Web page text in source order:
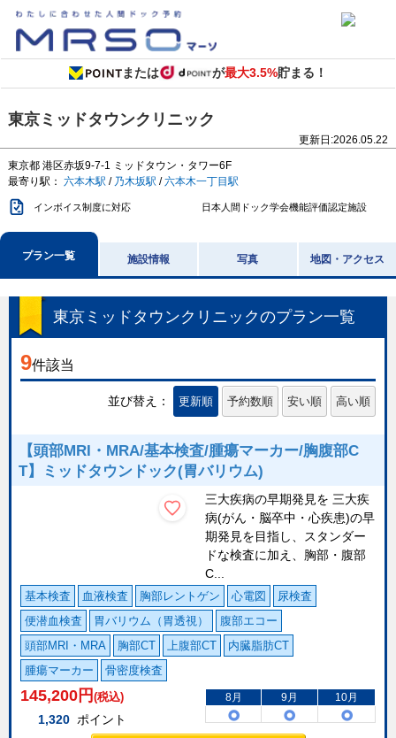
または が最大3.5%貯まる！
東京ミッドタウンクリニック
更新日:2026.05.22
東京都 港区赤坂9-7-1 ミッドタウン・タワー6F
最寄り駅： 六本木駅 / 乃木坂駅 /六本木一丁目駅
インボイス制度に対応 日本人間ドック学会機能評価認定施設
プラン一覧 施設情報 写真 地図・アクセス
東京ミッドタウンクリニックのプラン一覧
9件該当
並び替え： 更新順 予約数順 安い順 高い順
【頭部MRI・MRA/基本検査/腫瘍マーカー/胸腹部C
T】ミッドタウンドック(胃バリウム)
三大疾病の早期発見を 三大疾
病(がん・脳卒中・心疾患)の早
期発見を目指し、スタンダー
ドな検査に加え、胸部・腹部
C...
基本検査 血液検査 胸部レントゲン 心電図
尿検査
便潜血検査
胃バリウム（胃透視）
腹部エコー
頭部MRI・MRA
胸部CT 上腹部CT
内臓脂肪CT
腫瘍マーカー
骨密度検査
145,200 円 (税込)
1,320 ポイント
8月 9月 10月